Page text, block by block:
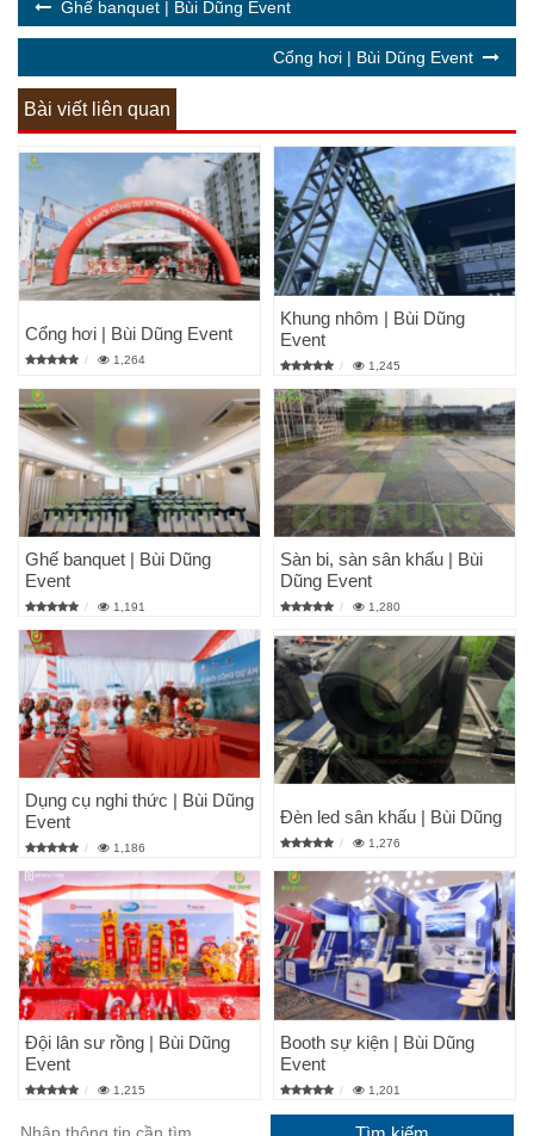
Ghế banquet | Bùi Dũng Event
Cổng hơi | Bùi Dũng Event
Bài viết liên quan
Cổng hơi | Bùi Dũng Event
1,264
Khung nhôm | Bùi Dũng
Event
1,245
Ghế banquet | Bùi Dũng
Event
1,191
Sàn bi, sàn sân khấu | Bùi
Dũng Event
1,280
Dụng cụ nghi thức | Bùi Dũng
Event
1,186
Đèn led sân khấu | Bùi Dũng
1,276
Đội lân sư rồng | Bùi Dũng
Event
1,215
Booth sự kiện | Bùi Dũng
Event
1,201